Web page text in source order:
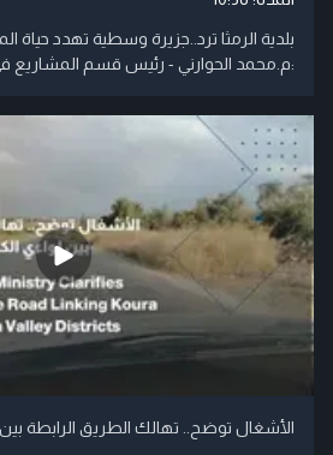
بلدية الرمثا ترد..جزيرة وسطية تهدد حياة
:م.محمد الحوارني - رئيس قسم المشاريع في
الأشغال توضح.. تهالك الطريق الرابطة بين